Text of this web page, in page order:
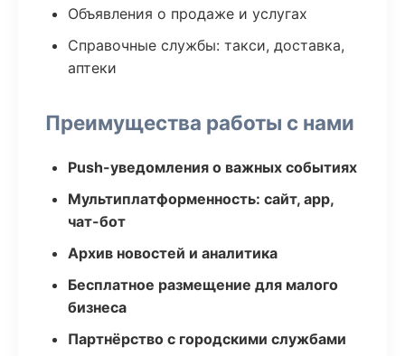
Объявления о продаже и услугах
Справочные службы: такси, доставка,
аптеки
Преимущества работы с нами
Push-уведомления о важных событиях
Мультиплатформенность: сайт, app,
чат-бот
Архив новостей и аналитика
Бесплатное размещение для малого
бизнеса
Партнёрство с городскими службами